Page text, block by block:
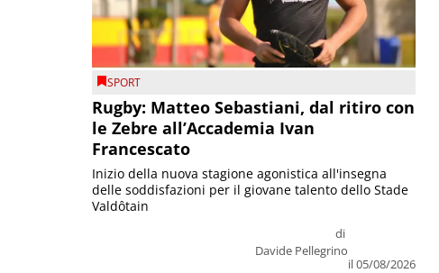
SPORT
Rugby: Matteo Sebastiani, dal ritiro con
le Zebre all’Accademia Ivan
Francescato
di
Davide Pellegrino
il 05/08/2026
Inizio della nuova stagione agonistica all'insegna
delle soddisfazioni per il giovane talento dello Stade
Valdôtain